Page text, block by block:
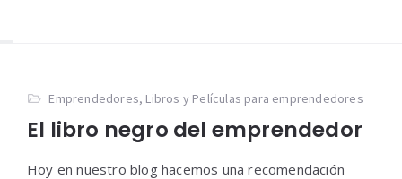
Emprendedores, Libros y Películas para emprendedores
El libro negro del emprendedor
Hoy en nuestro blog hacemos una recomendación